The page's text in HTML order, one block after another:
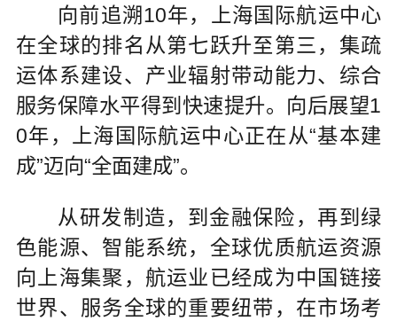
向前追溯10年，上海国际航运中心
在全球的排名从第七跃升至第三，集疏
运体系建设、产业辐射带动能力、综合
服务保障水平得到快速提升。向后展望1
0年，上海国际航运中心正在从“基本建
成”迈向“全面建成”。
从研发制造，到金融保险，再到绿
色能源、智能系统，全球优质航运资源
向上海集聚，航运业已经成为中国链接
世界、服务全球的重要纽带，在市场考